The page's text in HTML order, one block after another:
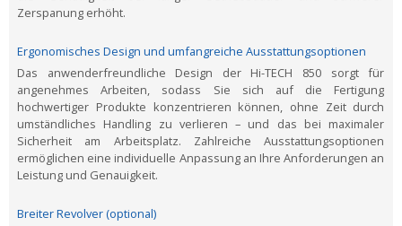
Zerspanung erhöht.
Ergonomisches Design und umfangreiche Ausstattungsoptionen
Das anwenderfreundliche Design der Hi-TECH 850 sorgt für
angenehmes Arbeiten, sodass Sie sich auf die Fertigung
hochwertiger Produkte konzentrieren können, ohne Zeit durch
umständliches Handling zu verlieren – und das bei maximaler
Sicherheit am Arbeitsplatz. Zahlreiche Ausstattungsoptionen
ermöglichen eine individuelle Anpassung an Ihre Anforderungen an
Leistung und Genauigkeit.
Breiter Revolver (optional)